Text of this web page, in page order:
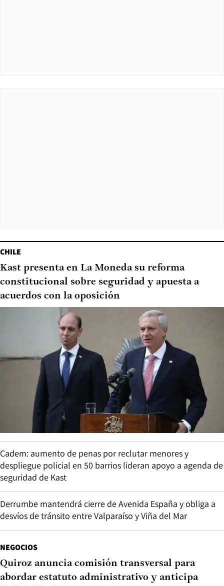
CHILE
Kast presenta en La Moneda su reforma
constitucional sobre seguridad y apuesta a
acuerdos con la oposición
Cadem: aumento de penas por reclutar menores y
despliegue policial en 50 barrios lideran apoyo a agenda de
seguridad de Kast
Derrumbe mantendrá cierre de Avenida España y obliga a
desvíos de tránsito entre Valparaíso y Viña del Mar
NEGOCIOS
Quiroz anuncia comisión transversal para
abordar estatuto administrativo y anticipa